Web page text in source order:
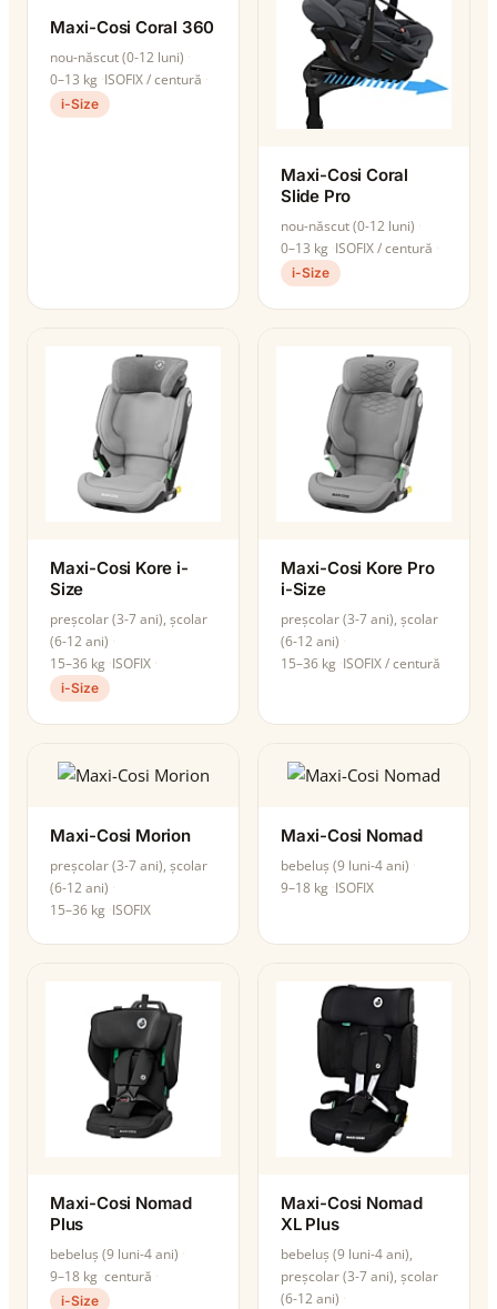
Maxi-Cosi Coral 360
nou-născut (0-12 luni)
0–13 kg ISOFIX / centură
i-Size
Maxi-Cosi Coral
Slide Pro
nou-născut (0-12 luni)
0–13 kg ISOFIX / centură
i-Size
Maxi-Cosi Kore i-
Size
preșcolar (3-7 ani), școlar
(6-12 ani)
15–36 kg ISOFIX
i-Size
Maxi-Cosi Kore Pro
i-Size
preșcolar (3-7 ani), școlar
(6-12 ani)
15–36 kg ISOFIX / centură
Maxi-Cosi Morion
preșcolar (3-7 ani), școlar
(6-12 ani)
15–36 kg ISOFIX
Maxi-Cosi Nomad
bebeluș (9 luni-4 ani)
9–18 kg ISOFIX
Maxi-Cosi Nomad
Plus
bebeluș (9 luni-4 ani)
9–18 kg centură
i-Size
Maxi-Cosi Nomad
XL Plus
bebeluș (9 luni-4 ani),
preșcolar (3-7 ani), școlar
(6-12 ani)